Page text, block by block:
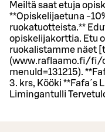
Meiltä saat etuja
**Opiskelijaetuna -
ruokatuotteista.**
opiskelijakorttia. Etu
ruokalistamme näet
(www.raflaamo.fi/fi/
menuId=131215).
3. krs, Kööki **Fafa´s
Limingantulli